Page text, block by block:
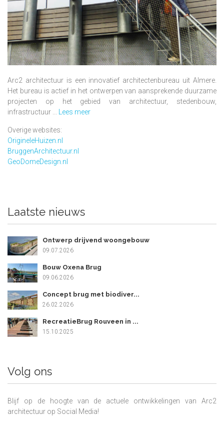
Arc2 architectuur is een innovatief architectenbureau uit Almere.
Het bureau is actief in het ontwerpen van aansprekende duurzame
projecten op het gebied van architectuur, stedenbouw,
infrastructuur ... Lees meer
Overige websites:
OrigineleHuizen.nl
BruggenArchitectuur.nl
GeoDomeDesign.nl
Laatste nieuws
Ontwerp drijvend woongebouw
09.07.2026
Bouw Oxena Brug
09.06.2026
Concept brug met biodiver...
26.02.2026
RecreatieBrug Rouveen in ...
15.10.2025
Volg ons
Blijf op de hoogte van de actuele ontwikkelingen van Arc2
architectuur op Social Media!